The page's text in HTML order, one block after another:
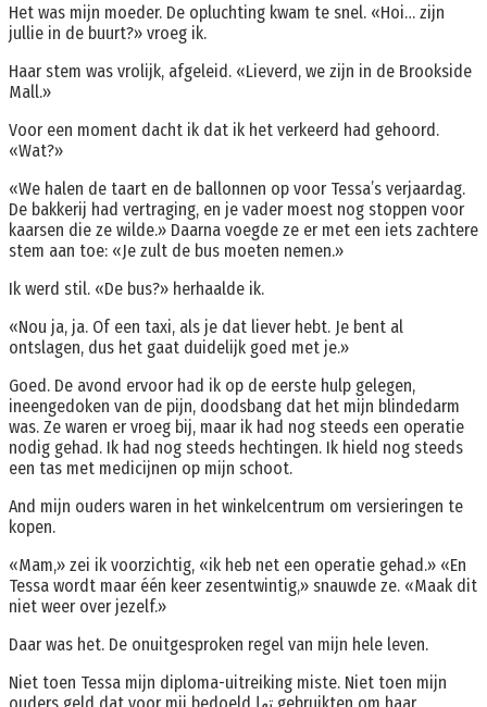
Het was mijn moeder. De opluchting kwam te snel. «Hoi… zijn
jullie in de buurt?» vroeg ik.
Haar stem was vrolijk, afgeleid. «Lieverd, we zijn in de Brookside
Mall.»
Voor een moment dacht ik dat ik het verkeerd had gehoord.
«Wat?»
«We halen de taart en de ballonnen op voor Tessa’s verjaardag.
De bakkerij had vertraging, en je vader moest nog stoppen voor
kaarsen die ze wilde.» Daarna voegde ze er met een iets zachtere
stem aan toe: «Je zult de bus moeten nemen.»
Ik werd stil. «De bus?» herhaalde ik.
«Nou ja, ja. Of een taxi, als je dat liever hebt. Je bent al
ontslagen, dus het gaat duidelijk goed met je.»
Goed. De avond ervoor had ik op de eerste hulp gelegen,
ineengedoken van de pijn, doodsbang dat het mijn blindedarm
was. Ze waren er vroeg bij, maar ik had nog steeds een operatie
nodig gehad. Ik had nog steeds hechtingen. Ik hield nog steeds
een tas met medicijnen op mijn schoot.
And mijn ouders waren in het winkelcentrum om versieringen te
kopen.
«Mam,» zei ik voorzichtig, «ik heb net een operatie gehad.» «En
Tessa wordt maar één keer zesentwintig,» snauwde ze. «Maak dit
niet weer over jezelf.»
Daar was het. De onuitgesproken regel van mijn hele leven.
Niet toen Tessa mijn diploma-uitreiking miste. Niet toen mijn